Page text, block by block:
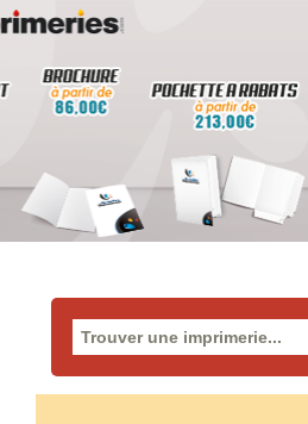
Rechercher